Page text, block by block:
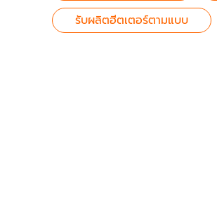
รับผลิตฮีตเตอร์ตามแบบ